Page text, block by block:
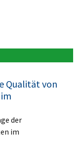
Qualität von
der
im